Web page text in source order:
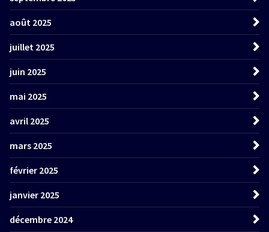
août 2025
juillet 2025
juin 2025
mai 2025
avril 2025
mars 2025
février 2025
janvier 2025
décembre 2024